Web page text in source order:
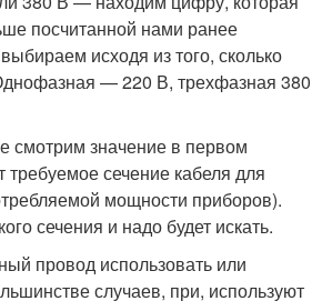
посчитанной нами ранее
исходя из того, сколько
— 220 В, трехфазная 380
смотрим значение в первом
требуемое сечение кабеля для
мощности приборов).
сечения и надо будет искать.
провод использовать или
случаев, при, используют